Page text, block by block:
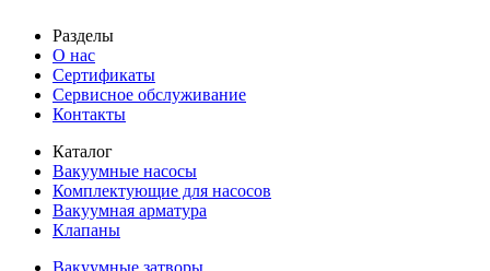
Разделы
О нас
Сертификаты
Сервисное обслуживание
Контакты
Каталог
Вакуумные насосы
Комплектующие для насосов
Вакуумная арматура
Клапаны
Вакуумные затворы